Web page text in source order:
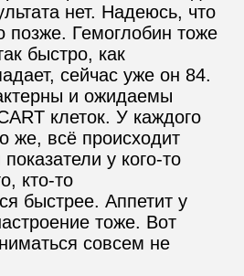
нет. Надеюсь, что
позже. Гемоглобин тоже
быстро, как
сейчас уже он 84.
и ожидаемы
клеток. У каждого
же, всё происходит
у кого-то
кто-то
быстрее. Аппетит у
тоже. Вот
совсем не